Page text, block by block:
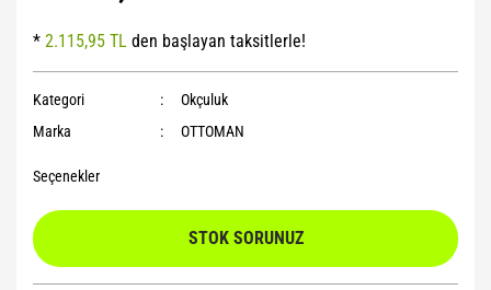
* 2.115,95 TL den başlayan taksitlerle!
Kategori
Okçuluk
Marka
OTTOMAN
Seçenekler
STOK SORUNUZ